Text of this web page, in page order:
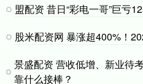
盟配资 昔日“彩电一哥”巨亏
股米配资网 暴涨超400%！
景盛配资 营收低增、新业待
靠什么接棒？